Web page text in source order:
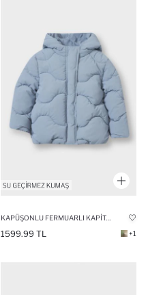
KAPÜŞONLU FERMUARLI KAPITONELI ŞIŞME MONT KIZ BEBEK
1599.99 TL +1